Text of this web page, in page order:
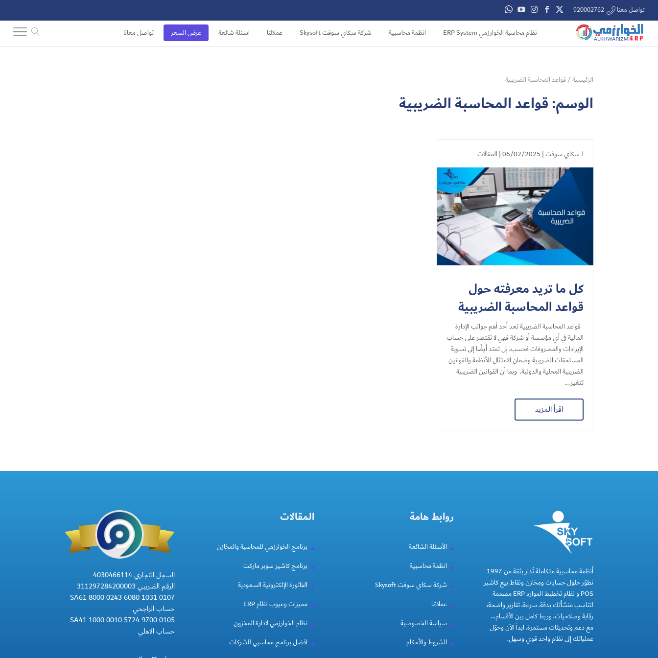
تواصل معنا 920002762
نظام محاسبة الخوارزمي ERP System انظمة محاسبية شركة سكاي سوفت Skysoft عملائنا اسئلة شائعة عرض السعر تواصل معانا
الرئيسية/قواعد المحاسبة الضريبية
الوسم:قواعد المحاسبة الضريبية
لـسكاي سوفت| 06/02/2025 | المقالات
كل ما تريد معرفته حول
قواعد المحاسبة الضريبية​
قواعد المحاسبة الضريبية​ تعد أحد أهم جوانب الإدارة
المالية في أي مؤسسة أو شركة فهي لا تقتصر على حساب
الإيرادات والمصروفات فحسب، بل تمتد أيضًا إلى تسوية
المستحقات الضريبية وضمان الامتثال للأنظمة والقوانين
الضريبية المحلية والدولية. وبما أن القوانين الضريبية
تتغير...
اقرأ المزيد
أنظمة محاسبية متكاملة تُدار بثقة من 1997
نطوّر حلول حسابات ومخازن ونقاط بيع كاشير
POS و نظام تخطيط الموارد ERP مصممة
لتناسب منشأتك بدقة. سرعة، تقارير واضحة،
رقابة وصلاحيات، وربط كامل بين الأقسام…
مع دعم وتحديثات مستمرة. ابدأ الآن وحوّل
عملياتك إلى نظام واحد قوي وسهل.
روابط هامة
الأسئلة الشائعة
انظمة محاسبية
شركة سكاي سوفت Skysoft
عملائنا
سياسة الخصوصية
الشروط والأحكام
المقالات
برنامج الخوارزمي للمحاسبة والمخازن
برنامج كاشير سوبر ماركت
الفاتورة الإلكترونية السعودية
مميزات وعيوب نظام ERP
نظام الخوارزمي لادارة المخزون
افضل برنامج محاسبي للشركات
السجل التجاري 4030466114
الرقم الضريبي 311297284200003
SA61 8000 0243 6080 1031 0107
حساب الراجحي
SA41 1000 0010 5724 9700 0105
حساب الاهلي